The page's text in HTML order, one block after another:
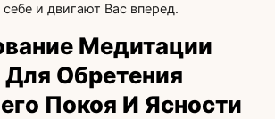
и двигают Вас вперед.
Медитации
Обретения
Покоя И Ясности